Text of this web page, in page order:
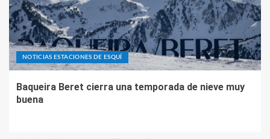
NOTICIAS ESTACIONES DE ESQUÍ
Baqueira Beret cierra una temporada de nieve muy
buena